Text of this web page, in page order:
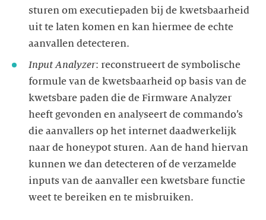
sturen om executiepaden bij de kwetsbaarheid
uit te laten komen en kan hiermee de echte
Input Analyzer: reconstrueert de symbolische
formule van de kwetsbaarheid op basis van de
kwetsbare paden die de Firmware Analyzer
heeft gevonden en analyseert de commando’s
die aanvallers op het internet daadwerkelijk
naar de honeypot sturen. Aan de hand hiervan
kunnen we dan detecteren of de verzamelde
inputs van de aanvaller een kwetsbare functie
weet te bereiken en te misbruiken.